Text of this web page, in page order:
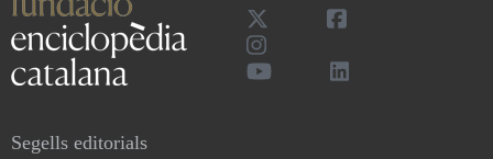
Segells editorials